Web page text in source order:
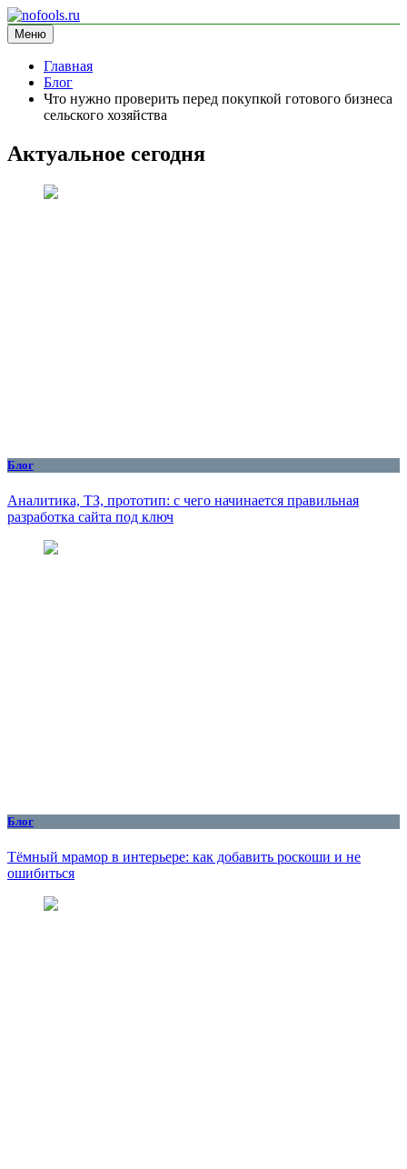
Перейти
к
содержимому
nofools.ru
блог про менеджмент
Меню
Главная
Блог
Что нужно проверить перед покупкой готового бизнеса
сельского хозяйства
Актуальное сегодня
Блог
Аналитика, ТЗ, прототип: с чего начинается правильная
разработка сайта под ключ
Блог
Тёмный мрамор в интерьере: как добавить роскоши и не
ошибиться